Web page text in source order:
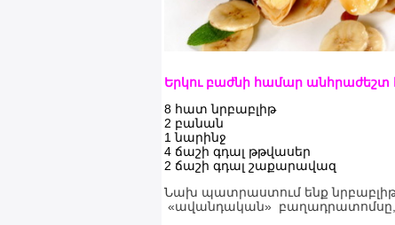
Երկու բաժնի համար անհրաժեշտ
8 հատ նրբաբլիթ
2 բանան
1 նարինջ
4 ճաշի գդալ թթվասեր
2 ճաշի գդալ շաքարավազ
Նախ պատրաստում ենք
«ավանդական» բաղադրատոմսը,